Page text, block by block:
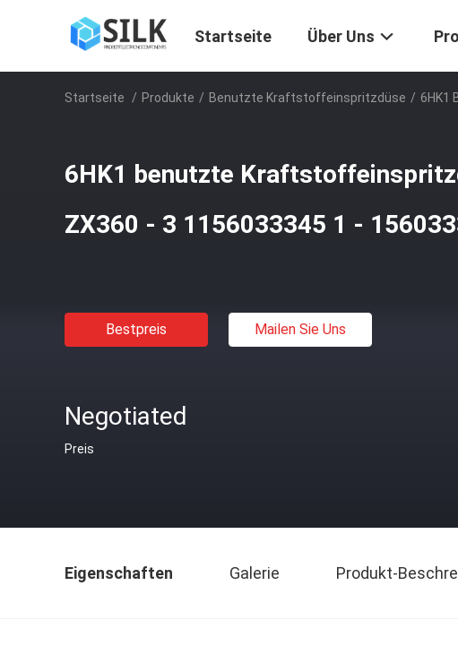
Startseite Über Uns
Startseite / Produkte / Benutzte Kraftstoffeinspritzdüse / 6HK1
6HK1 benutzte
ZX360 - 3 1156033345 1 -
Bestpreis Mailen Sie Uns
Negotiated
Preis
Eigenschaften Galerie Produkt-